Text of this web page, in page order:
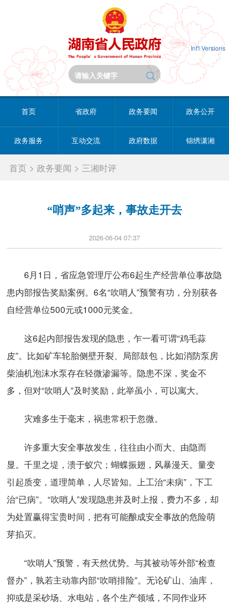
Int'l Versions
首页 省政府 政务要闻 政务公开
政务服务 互动交流 政府数据 锦绣潇湘
首页 >政务要闻 > 三湘时评
“哨声”多起来，事故走开去
2026-06-04 07:37
6月1日，省应急管理厅公布6起生产经营单位事故隐
患内部报告奖励案例。6名“吹哨人”预警有功，分别获各
自经营单位500元或1000元奖金。
这6起内部报告发现的隐患，乍一看可谓“鸡毛蒜
皮”。比如矿车轮胎侧壁开裂、局部鼓包，比如消防泵房
柴油机泡沫水泵存在轻微渗漏等。隐患不深，奖金不
多，但对“吹哨人”及时奖励，此举虽小，可以寓大。
灾难多生于毫末，祸患常积于忽微。
许多重大安全事故发生，往往由小而大、由隐而
显。千里之堤，溃于蚁穴；蝴蝶振翅，风暴漫天。量变
引起质变，道理简单，人尽皆知。上工治“未病”，下工
治“已病”。“吹哨人”发现隐患并及时上报，费力不多，却
为处置赢得宝贵时间，把有可能酿成安全事故的危险萌
芽掐灭。
“吹哨人”预警，有天然优势。与其被动等外部“检查
督办”，孰若主动靠内部“吹哨排险”。无论矿山、油库，
抑或是采砂场、水电站，各个生产领域，不同作业环